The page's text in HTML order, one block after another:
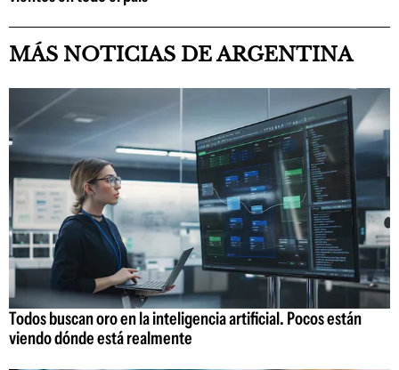
MÁS NOTICIAS DE ARGENTINA
Todos buscan oro en la inteligencia artificial. Pocos están
viendo dónde está realmente